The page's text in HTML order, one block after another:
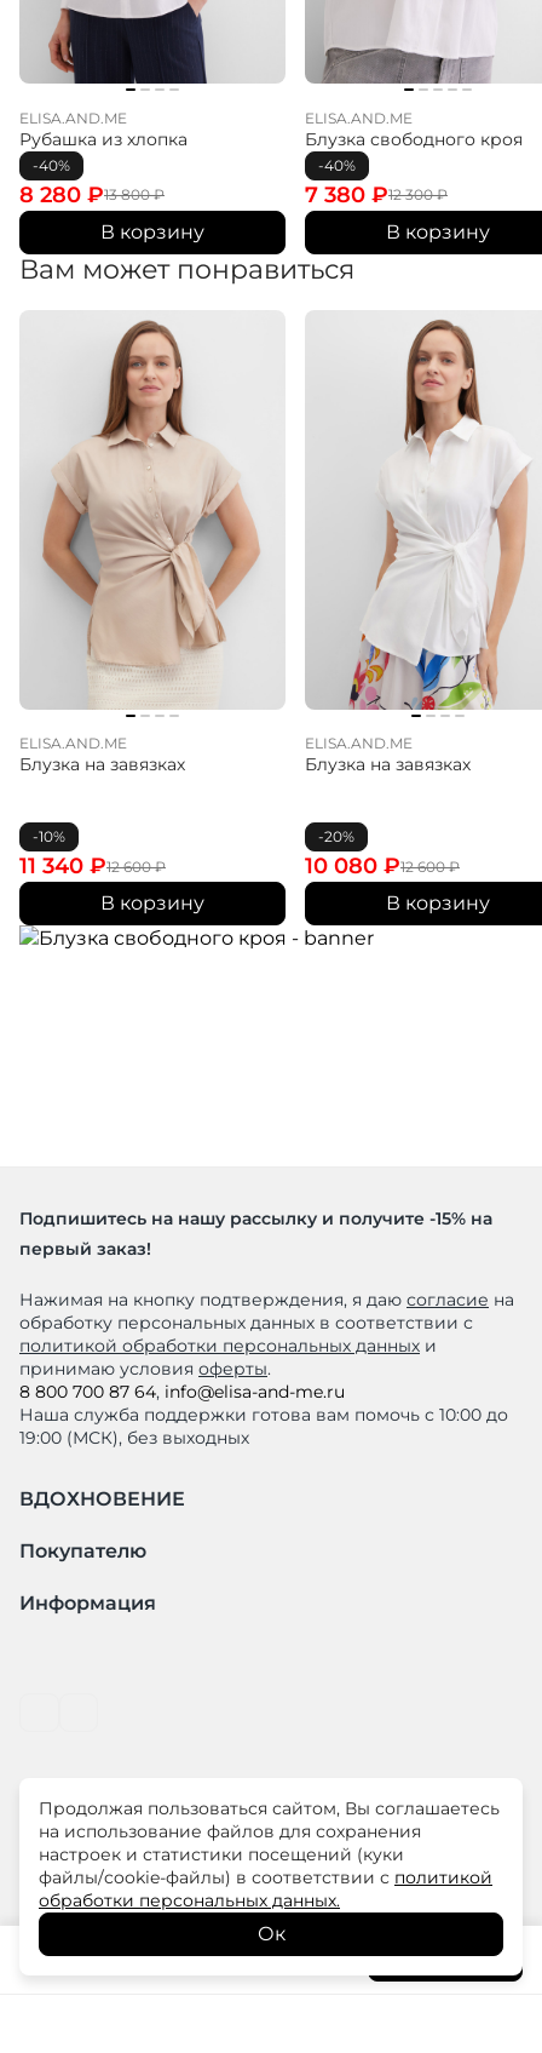
12 300₽
7 380₽ В корзину
ELISA.AND.ME
Рубашка из хлопка
-40%
13 800₽
8 280 ₽
В корзину
ELISA.AND.ME
Блузка свободного кроя
-40%
12 300₽
7 380 ₽
В корзину
Вам может понравиться
ELISA.AND.ME
Блузка на завязках
-10%
12 600₽
11 340 ₽
В корзину
ELISA.AND.ME
Блузка на завязках
-20%
12 600₽
10 080 ₽
В корзину
Подпишитесь на нашу рассылку и получите -15% на
первый заказ!
Нажимая на кнопку подтверждения, я даю согласие на
обработку персональных данных в соответствии с
политикой обработки персональных данных и
принимаю условия оферты.
8 800 700 87 64, info@elisa-and-me.ru
Наша служба поддержки готова вам помочь с 10:00 до
19:00 (МСК), без выходных
ВДОХНОВЕНИЕ
Покупателю
Информация
© ООО "ЛиМ Холдинг" 2026
ELISA.AND.ME – элегантная премиум одежда для
современных женщин
Продолжая пользоваться сайтом, Вы соглашаетесь
на использование файлов для сохранения
настроек и статистики посещений (куки
файлы/cookie-файлы) в соответствии с политикой
обработки персональных данных.
Ок